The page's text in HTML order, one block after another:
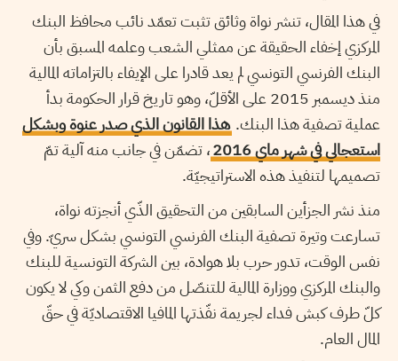
في هذا المقال، تنشر نواة وثائق تثبت تعمّد نائب محافظ البنك
المركزي إخفاء الحقيقة عن ممثلي الشعب وعلمه المسبق بأن
البنك الفرنسي التونسي لم يعد قادرا على الإيفاء بالتزاماته المالية
منذ ديسمبر 2015 على الأقلّ، وهو تاريخ قرار الحكومة بدأ
عملية تصفية هذا البنك. هذا القانون الذي صدر عنوة وبشكل
استعجالي في شهر ماي 2016
، تضمّن في جانب منه آلية تمّ
تصميمها لتنفيذ هذه الاستراتيجيّة.
منذ نشر الجزأين السابقين من التحقيق الذّي أنجزته نواة،
تسارعت وتيرة تصفية البنك الفرنسي التونسي بشكل سريّ. وفي
نفس الوقت، تدور حرب بلا هوادة، بين الشركة التونسية للبنك
والبنك المركزي ووزارة المالية للتنصّل من دفع الثمن وكي لا يكون
كلّ طرف كبش فداء لجريمة نفّذتها المافيا الاقتصاديّة في حقّ
المال العام.